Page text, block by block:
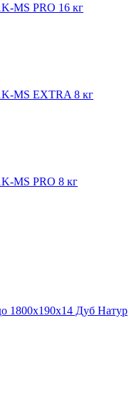
MS PRO 16 кг
MS EXTRA 8 кг
MS PRO 8 кг
1800х190х14 Дуб Натур